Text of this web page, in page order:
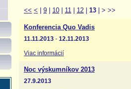
<< < 9 10 11 12 13 > >>
Konferencia Quo Vadis
11.11.2013 - 12.11.2013
Viac informácií
Noc výskumníkov 2013
27.9.2013